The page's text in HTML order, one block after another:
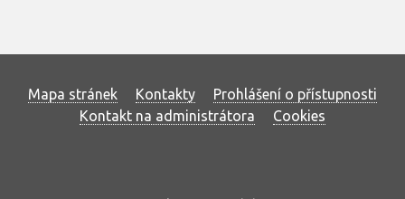
Mapa stránek Kontakty
Prohlášení o přístupnosti
Kontakt na administrátora
Cookies